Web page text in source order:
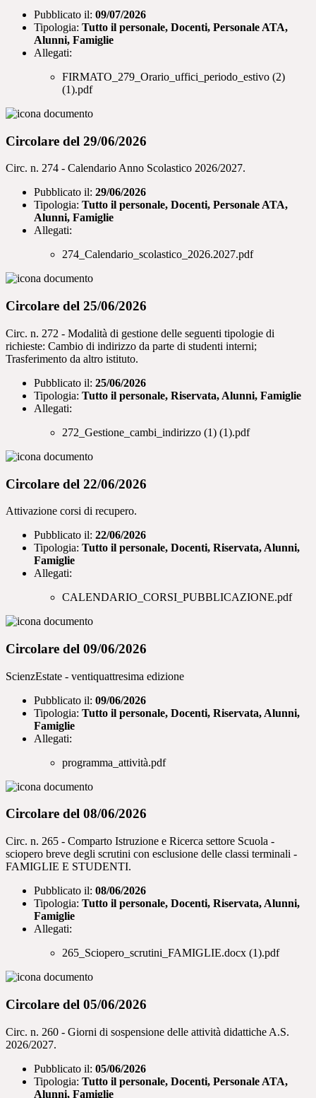
Pubblicato il: 09/07/2026
Tipologia: Tutto il personale, Docenti, Personale ATA,
Alunni, Famiglie
Allegati:
FIRMATO_279_Orario_uffici_periodo_estivo (2)
(1).pdf
Circolare del 29/06/2026
Circ. n. 274 - Calendario Anno Scolastico 2026/2027.
Pubblicato il: 29/06/2026
Tipologia: Tutto il personale, Docenti, Personale ATA,
Alunni, Famiglie
Allegati:
274_Calendario_scolastico_2026.2027.pdf
Circolare del 25/06/2026
Circ. n. 272 - Modalità di gestione delle seguenti tipologie di
richieste: Cambio di indirizzo da parte di studenti interni;
Trasferimento da altro istituto.
Pubblicato il: 25/06/2026
Tipologia: Tutto il personale, Riservata, Alunni, Famiglie
Allegati:
272_Gestione_cambi_indirizzo (1) (1).pdf
Circolare del 22/06/2026
Attivazione corsi di recupero.
Pubblicato il: 22/06/2026
Tipologia: Tutto il personale, Docenti, Riservata, Alunni,
Famiglie
Allegati:
CALENDARIO_CORSI_PUBBLICAZIONE.pdf
Circolare del 09/06/2026
ScienzEstate - ventiquattresima edizione
Pubblicato il: 09/06/2026
Tipologia: Tutto il personale, Docenti, Riservata, Alunni,
Famiglie
Allegati:
programma_attività.pdf
Circolare del 08/06/2026
Circ. n. 265 - Comparto Istruzione e Ricerca settore Scuola -
sciopero breve degli scrutini con esclusione delle classi terminali -
FAMIGLIE E STUDENTI.
Pubblicato il: 08/06/2026
Tipologia: Tutto il personale, Docenti, Riservata, Alunni,
Famiglie
Allegati:
265_Sciopero_scrutini_FAMIGLIE.docx (1).pdf
Circolare del 05/06/2026
Circ. n. 260 - Giorni di sospensione delle attività didattiche A.S.
2026/2027.
Pubblicato il: 05/06/2026
Tipologia: Tutto il personale, Docenti, Personale ATA,
Alunni, Famiglie